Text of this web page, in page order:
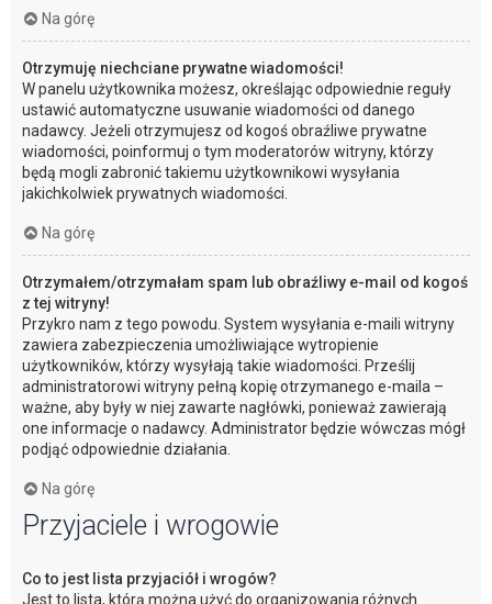
Na górę
Otrzymuję niechciane prywatne wiadomości!
W panelu użytkownika możesz, określając odpowiednie reguły
ustawić automatyczne usuwanie wiadomości od danego
nadawcy. Jeżeli otrzymujesz od kogoś obraźliwe prywatne
wiadomości, poinformuj o tym moderatorów witryny, którzy
będą mogli zabronić takiemu użytkownikowi wysyłania
jakichkolwiek prywatnych wiadomości.
Na górę
Otrzymałem/otrzymałam spam lub obraźliwy e-mail od kogoś
z tej witryny!
Przykro nam z tego powodu. System wysyłania e-maili witryny
zawiera zabezpieczenia umożliwiające wytropienie
użytkowników, którzy wysyłają takie wiadomości. Prześlij
administratorowi witryny pełną kopię otrzymanego e-maila –
ważne, aby były w niej zawarte nagłówki, ponieważ zawierają
one informacje o nadawcy. Administrator będzie wówczas mógł
podjąć odpowiednie działania.
Na górę
Przyjaciele i wrogowie
Co to jest lista przyjaciół i wrogów?
Jest to lista, którą można użyć do organizowania różnych